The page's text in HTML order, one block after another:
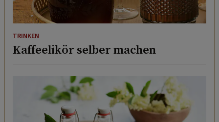
TRINKEN
Kaffeelikör selber machen